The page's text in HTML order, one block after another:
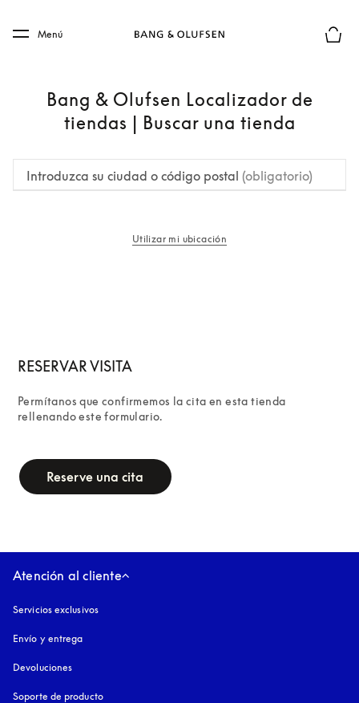
Skip to main footer
Menú
Bang & Olufsen Localizador de
tiendas | Buscar una tienda
Introduzca su ciudad o código postal (obligatorio)
Utilizar mi ubicación
RESERVAR VISITA
Permítanos que confirmemos la cita en esta tienda
rellenando este formulario.
Reserve una cita
Atención al cliente
Servicios exclusivos
Envío y entrega
Devoluciones
Soporte de producto